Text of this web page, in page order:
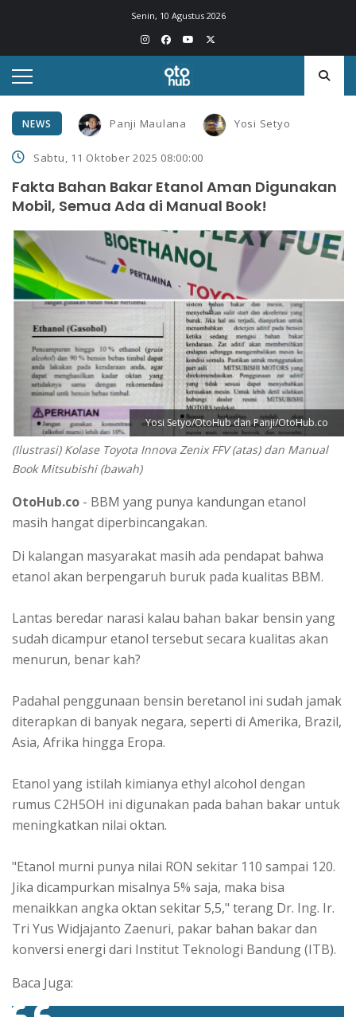
Senin, 10 Agustus 2026
NEWS Panji Maulana Yosi Setyo
Sabtu, 11 Oktober 2025 08:00:00
Fakta Bahan Bakar Etanol Aman Digunakan
Mobil, Semua Ada di Manual Book!
Yosi Setyo/OtoHub dan Panji/OtoHub.co
(Ilustrasi) Kolase Toyota Innova Zenix FFV (atas) dan Manual
Book Mitsubishi (bawah)
OtoHub.co - BBM yang punya kandungan etanol
masih hangat diperbincangakan.
Di kalangan masyarakat masih ada pendapat bahwa
etanol akan berpengaruh buruk pada kualitas BBM.
Lantas beredar narasi kalau bahan bakar bensin yang
sudah dicampur etanol tersebut secara kualitas akan
menurun, benar kah?
Padahal penggunaan bensin beretanol ini sudah jamak
diterapkan di banyak negara, seperti di Amerika, Brazil,
Asia, Afrika hingga Eropa.
Etanol yang istilah kimianya ethyl alcohol dengan
rumus C2H5OH ini digunakan pada bahan bakar untuk
meningkatkan nilai oktan.
"Etanol murni punya nilai RON sekitar 110 sampai 120.
Jika dicampurkan misalnya 5% saja, maka bisa
menaikkan angka oktan sekitar 5,5," terang Dr. Ing. Ir.
Tri Yus Widjajanto Zaenuri, pakar bahan bakar dan
konversi energi dari Institut Teknologi Bandung (ITB).
Baca Juga: